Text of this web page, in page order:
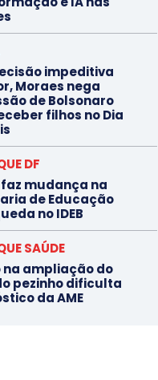
impeditiva
Moraes nega
de Bolsonaro
filhos no Dia
DF
mudança na
de Educação
no IDEB
SAÚDE
na ampliação do
pezinho dificulta
da AME